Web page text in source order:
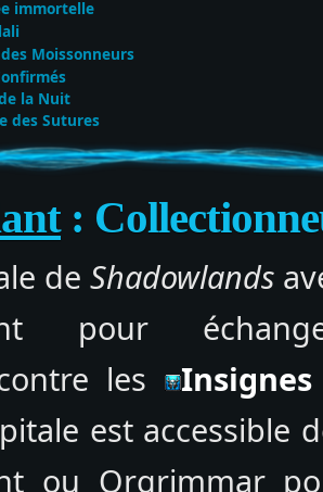
immortelle
Moissonneurs
la Nuit
des Sutures
:
de Shadowlands
pour
les
est accessible
ou Orgrimmar